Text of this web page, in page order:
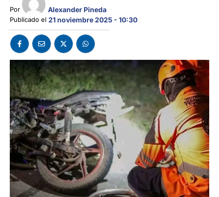
Por Alexander Pineda
Publicado el 21 noviembre 2025 - 10:30